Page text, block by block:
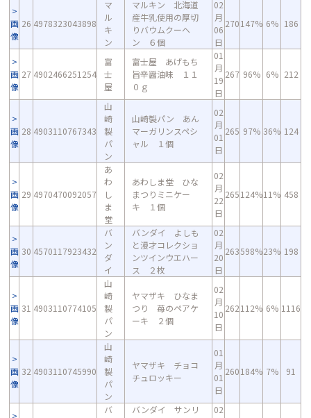
画
像
26 4978323043898
マ
ル
キ
ン
マルキン 北海道
産牛乳使用の厚切
りバウムクーヘ
ン ６個
02
月
06
日
270147% 6% 186
画
像
27 4902466251254
富
士
屋
富士屋 あげもち
旨辛醤油味 １１
０ｇ
01
月
19
日
267 96% 6% 212
画
像
28 4903110767343
山
崎
製
パ
ン
山崎製パン あん
マーガリンスペシ
ャル １個
02
月
01
日
265 97% 36% 124
画
像
29 4970470092057
あ
わ
し
ま
堂
あわしま堂 ひな
まつりミニケー
キ １個
02
月
22
日
265124%11% 458
画
像
30 4570117923432
バ
ン
ダ
イ
バンダイ よしも
と漫才コレクショ
ンツインウエハー
ス ２枚
02
月
20
日
263598%23% 198
画
像
31 4903110774105
山
崎
製
パ
ン
ヤマザキ ひなま
つり 苺のペアケ
ーキ ２個
02
月
10
日
262112% 6% 1116
画
像
32 4903110745990
山
崎
製
パ
ン
ヤマザキ チョコ
チュロッキー
01
月
01
日
260184% 7% 91
バ
バンダイ サンリ
02